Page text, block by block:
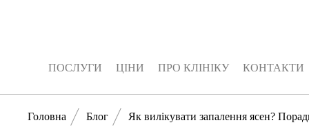
ПОСЛУГИ ЦІНИ ПРО КЛІНІКУ КОНТАКТИ
Головна Блог Як вилікувати запалення ясен?